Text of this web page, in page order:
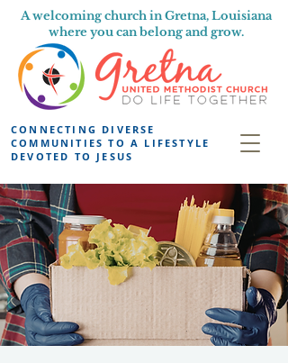
A welcoming church in Gretna, Louisiana
where you can belong and grow.
CONNECTING DIVERSE
COMMUNITIES TO A LIFESTYLE
DEVOTED TO JESUS